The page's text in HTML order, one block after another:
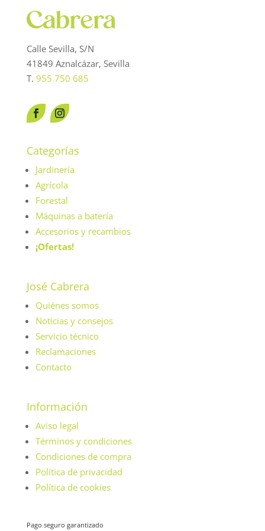
Calle Sevilla, S/N
41849 Aznalcázar, Sevilla
T. 955 750 685
Categorías
Jardinería
Agrícola
Forestal
Máquinas a batería
Accesorios y recambios
¡Ofertas!
José Cabrera
Quiénes somos
Noticias y consejos
Servicio técnico
Reclamaciones
Contacto
Información
Aviso legal
Términos y condiciones
Condiciones de compra
Política de privacidad
Política de cookies
Pago seguro garantizado